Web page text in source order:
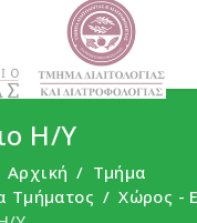
Η/Υ
Αρχική
Τμήμα
Τμήματος
Χώρος -